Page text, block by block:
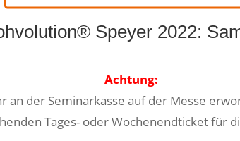
Speyer 2022:
Achtung:
an der Seminarkasse auf der Messe
Tages- oder Wochenendticket für